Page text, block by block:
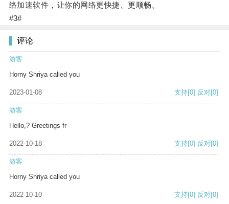
络加速软件，让你的网络更快捷、更顺畅。
#3#
评论
游客
Horny Shriya called you
2023-01-08 支持[0] 反对[0]
游客
Hello,? Greetings fr
2022-10-18 支持[0] 反对[0]
游客
Horny Shriya called you
2022-10-10 支持[0] 反对[0]